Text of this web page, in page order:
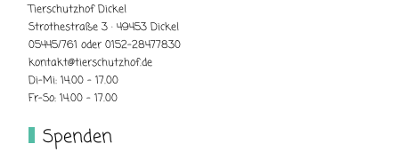
Tierschutzhof Dickel
Strothestraße 3 · 49453 Dickel
05445/761 oder 0152-28477830
kontakt@tierschutzhof.de
Di-Mi: 14.00 - 17.00
Fr-So: 14.00 - 17.00
Spenden